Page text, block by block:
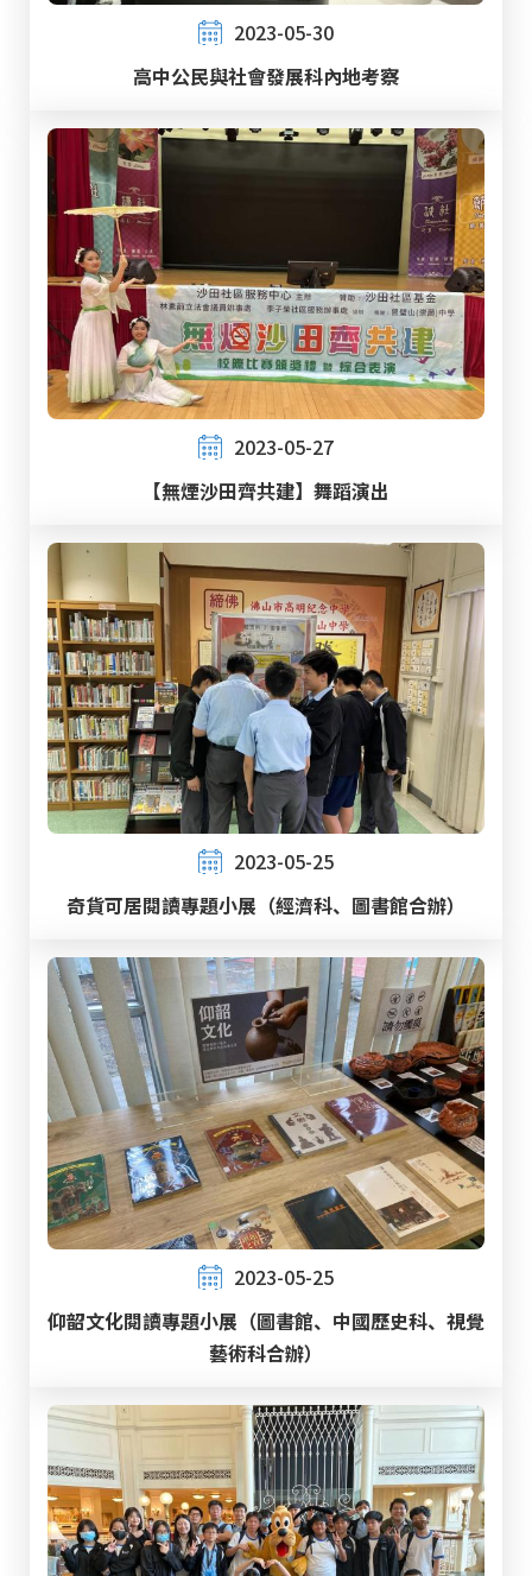
2023-05-30
高中公民與社會發展科內地考察
2023-05-27
【無煙沙田齊共建】舞蹈演出
2023-05-25
奇貨可居閱讀專題小展（經濟科、圖書館合辦）
2023-05-25
仰韶文化閱讀專題小展（圖書館、中國歷史科、視覺
藝術科合辦）